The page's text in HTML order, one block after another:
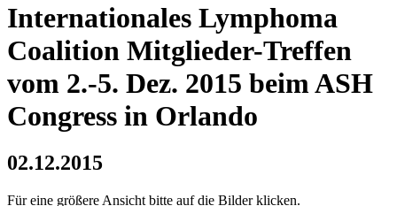
Internationales Lymphoma
Coalition Mitglieder-Treffen
vom 2.-5. Dez. 2015 beim ASH
Congress in Orlando
02.12.2015
Für eine größere Ansicht bitte auf die Bilder klicken.